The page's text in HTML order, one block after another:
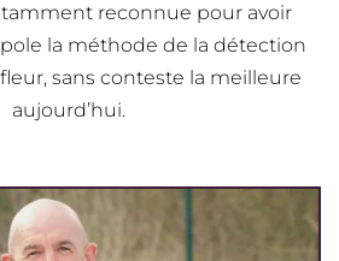
reconnue pour avoir
la méthode de la détection
sans conteste la meilleure
aujourd’hui.